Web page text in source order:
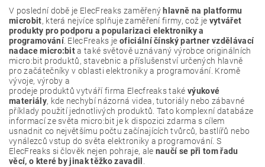
V poslední době je ElecFreaks zaměřený hlavně na platformu
microbit, která nejvíce splňuje zaměření firmy, což je vytvářet
produkty pro podporu a popularizaci elektroniky a
programování. ElecFreaks je oficiální čínský partner vzdělávací
nadace micro:bita také světově uznávaný výrobce originálních
micro:bit produktů, stavebnic a příslušenství určených hlavně
pro začátečníky v oblasti elektroniky a programování. Kromě
vývoje, výroby a
prodeje produktů vytváří firma Elecfreaks takévýukové
materiály, kde nechybí názorná videa, tutoriály nebo zábavné
příklady použití jednotlivých produktů. Tato komplexní databáze
informací ze světa micro:bit je k dispozici zdarma s cílem
usnadnit co největšímu počtu začínajících tvůrců, bastlířů nebo
vynálezců vstup do světa elektroniky a programování. S
ElecFreaks si člověk nejen pohraje, ale naučí se při tom řadu
věcí, o které by jinak těžko zavadil